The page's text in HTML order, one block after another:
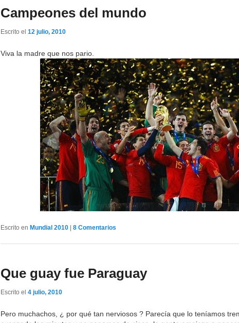
Campeones del mundo
Escrito el 12 julio, 2010
Viva la madre que nos pario.
Escrito en Mundial 2010 | 8 Comentarios
Que guay fue Paraguay
Escrito el 4 julio, 2010
Pero muchachos, ¿ por qué tan nerviosos ? Parecía que lo teníamos